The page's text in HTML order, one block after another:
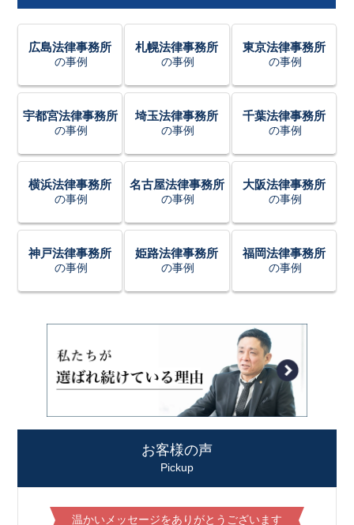
広島法律事務所
の事例
札幌法律事務所
の事例
東京法律事務所
の事例
宇都宮法律事務所
の事例
埼玉法律事務所
の事例
千葉法律事務所
の事例
横浜法律事務所
の事例
名古屋法律事務所
の事例
大阪法律事務所
の事例
神戸法律事務所
の事例
姫路法律事務所
の事例
福岡法律事務所
の事例
お客様の声
Pickup
温かいメッセージをありがとうございます